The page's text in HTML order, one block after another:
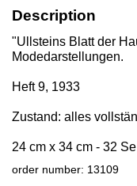
Description
"Ullsteins Blatt der
Modedarstellungen.
Heft 9, 1933
Zustand: alles
24 cm x 34 cm - 32
order number: 13109